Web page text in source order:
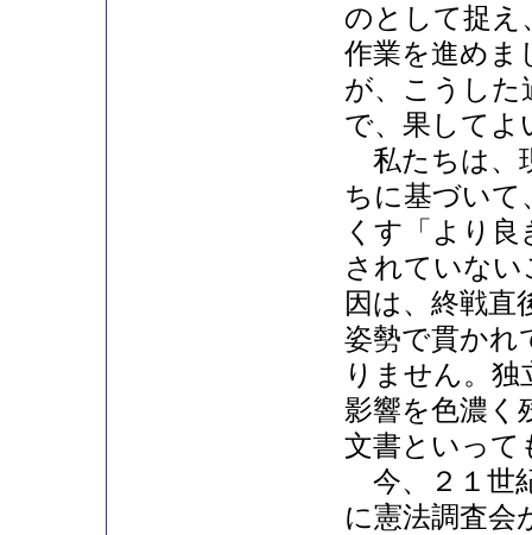
のとして捉え
作業を進めま
が、こうした
で、果してよ
私たちは、
ちに基づいて
くす「より
されていな
因は、終戦直
姿勢で貫かれ
りません。
影響を色濃く
文書といって
今、２１世
に憲法調査会